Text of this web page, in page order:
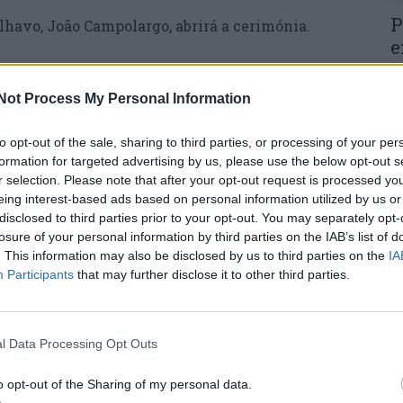
Process My Personal Information
opt-out of the sale, sharing to third parties, or processing of your
for targeted advertising by us, please use the below opt-out
selection. Please note that after your opt-out request is processed
interest-based ads based on personal information utilized by us
to third parties prior to your opt-out. You may separately
of your personal information by third parties on the IAB’s list of
This information may also be disclosed by us to third parties on the
Participants that may further disclose it to other third parties.
Data Processing Opt Outs
opt-out of the Sharing of my personal data.
João Campolargo, abrirá a cerimónia.
segue”, João Campolargo, Presidente da
Escolas